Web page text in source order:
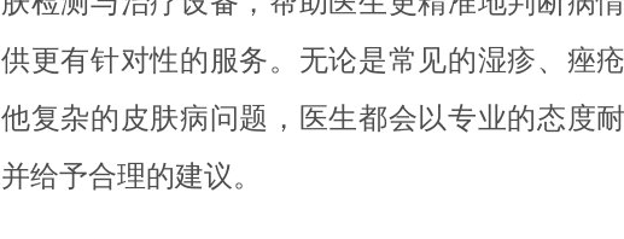
供更有针对性的服务。无论是常见的湿疹、痤
他复杂的皮肤病问题，医生都会以专业的态度耐
并给予合理的建议。